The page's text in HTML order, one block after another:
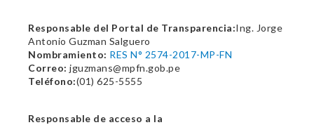
Responsable del Portal de Transparencia:Ing. Jorge
Antonio Guzman Salguero
Nombramiento: RES N° 2574-2017-MP-FN
Correo: jguzmans@mpfn.gob.pe
Teléfono:(01) 625-5555
Responsable de acceso a la